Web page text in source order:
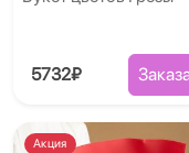
5732₽
Акция